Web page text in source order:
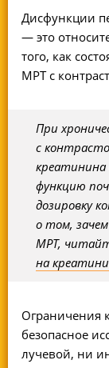
Дисфункции
— это
того, как
МРТ с
При
с
функцию
дозировку
о том,
МРТ,
на
Ограничения
безопасное
лучевой, ни